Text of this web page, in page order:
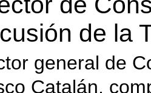
de la
general de
Catalán,